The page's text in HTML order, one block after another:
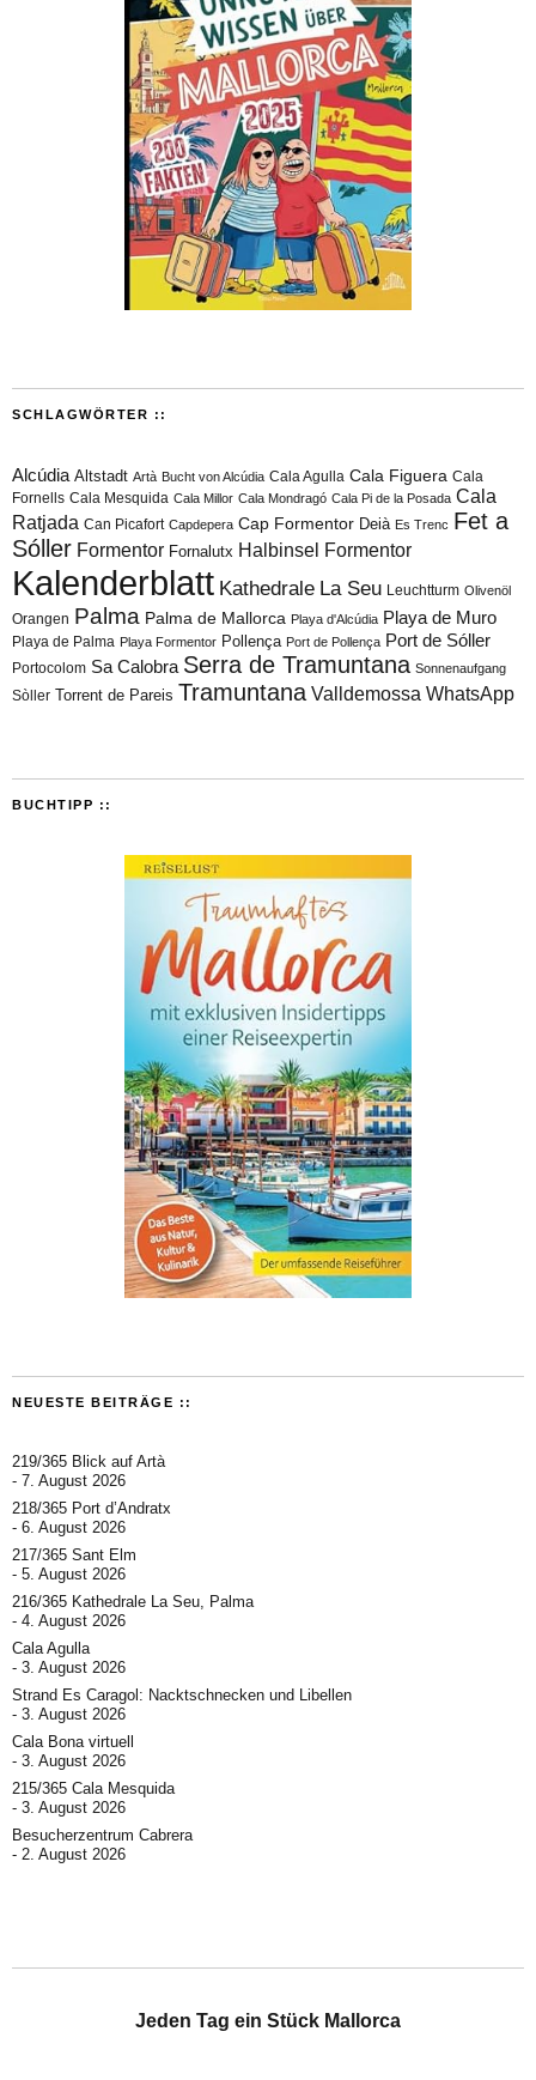
SCHLAGWÖRTER ::
Alcúdia Altstadt Artà Bucht von Alcúdia Cala Agulla Cala Figuera Cala
Fornells Cala Mesquida Cala Millor Cala Mondragó Cala Pi de la Posada Cala
Ratjada Can Picafort Capdepera Cap Formentor Deià Es Trenc Fet a
Sóller Formentor Fornalutx Halbinsel Formentor
Kalenderblatt Kathedrale La Seu Leuchtturm Olivenöl
Orangen Palma Palma de Mallorca Playa d'Alcúdia Playa de Muro
Playa de Palma Playa Formentor Pollença Port de Pollença Port de Sóller
Portocolom Sa Calobra Serra de Tramuntana Sonnenaufgang
Sòller Torrent de Pareis Tramuntana Valldemossa WhatsApp
BUCHTIPP ::
NEUESTE BEITRÄGE ::
219/365 Blick auf Artà
7. August 2026
218/365 Port d’Andratx
6. August 2026
217/365 Sant Elm
5. August 2026
216/365 Kathedrale La Seu, Palma
4. August 2026
Cala Agulla
3. August 2026
Strand Es Caragol: Nacktschnecken und Libellen
3. August 2026
Cala Bona virtuell
3. August 2026
215/365 Cala Mesquida
3. August 2026
Besucherzentrum Cabrera
2. August 2026
Jeden Tag ein Stück Mallorca